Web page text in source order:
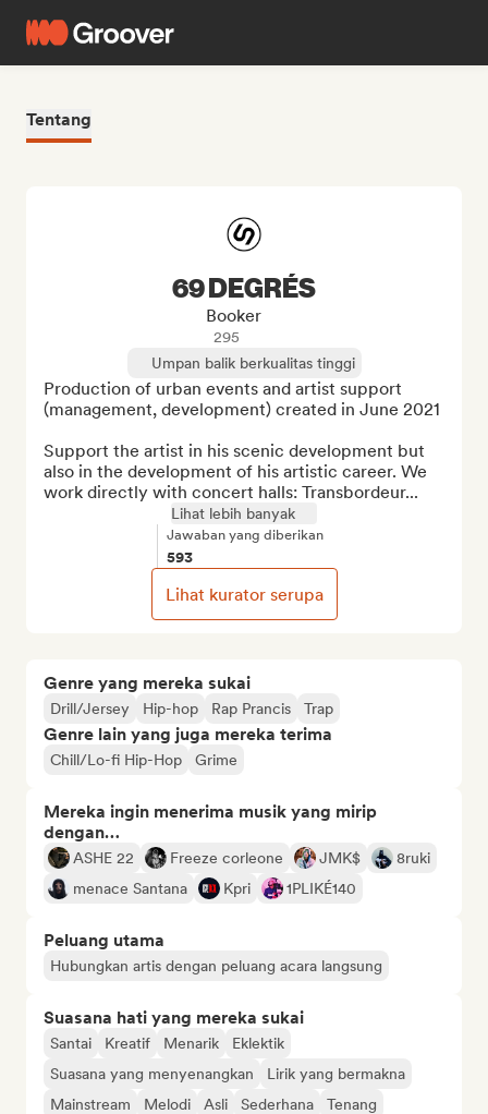
Tentang
Genre yang mereka sukai
Drill/Jersey Hip-hop Rap Prancis Trap
Genre lain yang juga mereka terima
Chill/Lo-fi Hip-Hop Grime
Mereka ingin menerima musik yang mirip
dengan…
ASHE 22 Freeze corleone JMK$
8ruki
menace Santana
Kpri 1PLIKÉ140
Peluang utama
Hubungkan artis dengan peluang acara langsung
Suasana hati yang mereka sukai
Santai Kreatif Menarik
Eklektik
Suasana yang menyenangkan
Lirik yang bermakna
Mainstream
Melodi Asli Sederhana
Tenang
69 DEGRÉS
Booker
295
Umpan balik berkualitas tinggi
Production of urban events and artist support
(management, development) created in June 2021
Support the artist in his scenic development but
also in the development of his artistic career. We
work directly with concert halls: Transbordeur...
Lihat lebih banyak
Jawaban yang diberikan
593
Lihat kurator serupa